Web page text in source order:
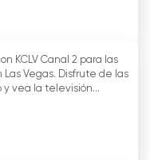
en
opción
televisión en
suscripción
de
en directo,
Además,
KCLV Canal 2 para las
Vegas. Disfrute de las
vea la televisión...